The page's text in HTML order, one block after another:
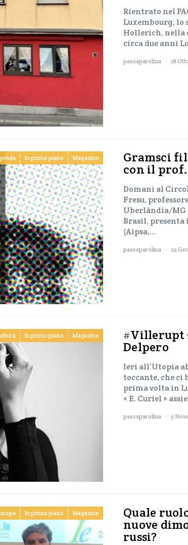
Rientrato nel
Luxembourg, lo
Hollerich, nella
circa due anni
passaparolina 18
In primo piano Magazine Gramsci
con il
Domani al
Fresu,
Uberlândia/MG
Brasil, presenta
(Aipsa,…
passaparolina 22
In primo piano Magazine #Villerupt
Delpero
Ieri all’Utopia
toccante, che ci
prima volta in
« E. Curiel »
passaparolina 5
In primo piano Magazine Quale
nuove
russi?